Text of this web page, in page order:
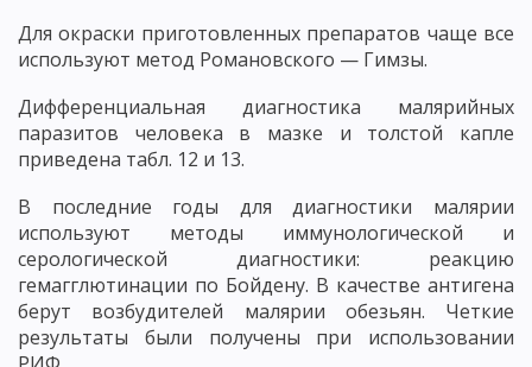
Для окраски приготовленных препаратов чаще все
используют метод Романовского — Гимзы.
Дифференциальная диагностика малярийных
паразитов человека в мазке и толстой капле
приведена табл. 12 и 13.
В последние годы для диагностики малярии
используют методы иммунологической и
серологической диагностики: реакцию
гемагглютинации по Бойдену. В качестве антигена
берут возбудителей малярии обезьян. Четкие
результаты были получены при использовании